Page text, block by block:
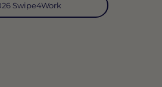
Swipe4Work